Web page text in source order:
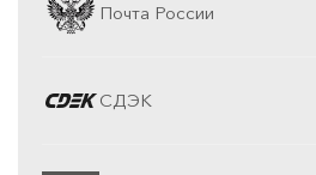
Почта России
СДЭК